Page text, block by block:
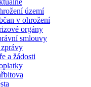
území
v ohrožení
orgány
smlouvy
a žádosti